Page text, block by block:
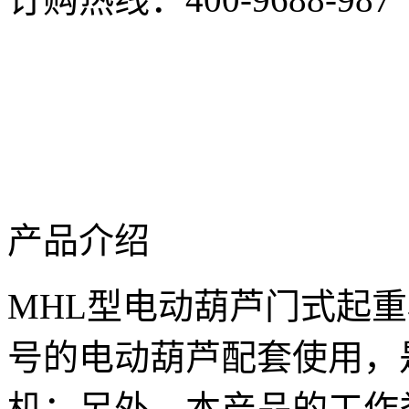
产品介绍
MHL型电动葫芦门式起
号的电动葫芦配套使用